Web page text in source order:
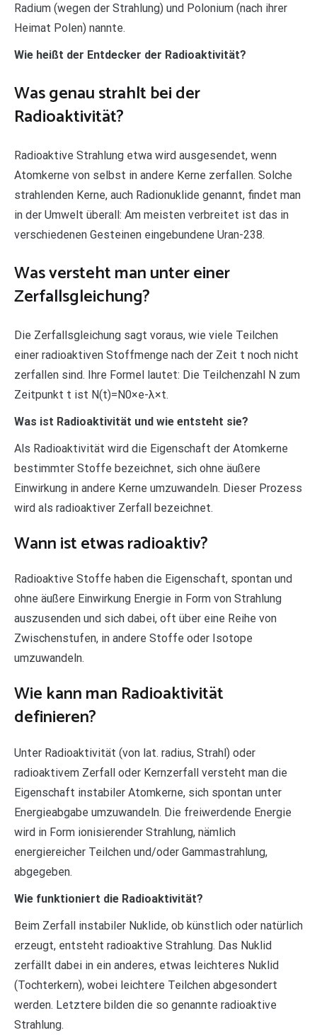
Radium (wegen der Strahlung) und Polonium (nach ihrer
Heimat Polen) nannte.
Wie heißt der Entdecker der Radioaktivität?
Was genau strahlt bei der
Radioaktivität?
Radioaktive Strahlung etwa wird ausgesendet, wenn
Atomkerne von selbst in andere Kerne zerfallen. Solche
strahlenden Kerne, auch Radionuklide genannt, findet man
in der Umwelt überall: Am meisten verbreitet ist das in
verschiedenen Gesteinen eingebundene Uran-238.
Was versteht man unter einer
Zerfallsgleichung?
Die Zerfallsgleichung sagt voraus, wie viele Teilchen
einer radioaktiven Stoffmenge nach der Zeit t noch nicht
zerfallen sind. Ihre Formel lautet: Die Teilchenzahl N zum
Zeitpunkt t ist N(t)=N0×e-λ×t.
Was ist Radioaktivität und wie entsteht sie?
Als Radioaktivität wird die Eigenschaft der Atomkerne
bestimmter Stoffe bezeichnet, sich ohne äußere
Einwirkung in andere Kerne umzuwandeln. Dieser Prozess
wird als radioaktiver Zerfall bezeichnet.
Wann ist etwas radioaktiv?
Radioaktive Stoffe haben die Eigenschaft, spontan und
ohne äußere Einwirkung Energie in Form von Strahlung
auszusenden und sich dabei, oft über eine Reihe von
Zwischenstufen, in andere Stoffe oder Isotope
umzuwandeln.
Wie kann man Radioaktivität
definieren?
Unter Radioaktivität (von lat. radius, Strahl) oder
radioaktivem Zerfall oder Kernzerfall versteht man die
Eigenschaft instabiler Atomkerne, sich spontan unter
Energieabgabe umzuwandeln. Die freiwerdende Energie
wird in Form ionisierender Strahlung, nämlich
energiereicher Teilchen und/oder Gammastrahlung,
abgegeben.
Wie funktioniert die Radioaktivität?
Beim Zerfall instabiler Nuklide, ob künstlich oder natürlich
erzeugt, entsteht radioaktive Strahlung. Das Nuklid
zerfällt dabei in ein anderes, etwas leichteres Nuklid
(Tochterkern), wobei leichtere Teilchen abgesondert
werden. Letztere bilden die so genannte radioaktive
Strahlung.